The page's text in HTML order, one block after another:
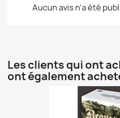
Aucun avis n'a été
Les clients qui ont
ont également